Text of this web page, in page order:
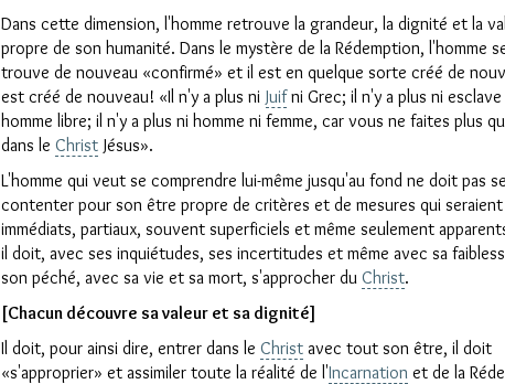
Dans cette dimension, l'homme retrouve la grandeur, la dignité et la
propre de son humanité. Dans le mystère de la Rédemption, l'homme
trouve de nouveau «confirmé» et il est en quelque sorte créé de
est créé de nouveau! «Il n'y a plus ni Juifni Grec; il n'y a plus ni esclave
homme libre; il n'y a plus ni homme ni femme, car vous ne faites plus
dans le Christ Jésus».
L'homme qui veut se comprendre lui-même jusqu'au fond ne doit pas se
contenter pour son être propre de critères et de mesures qui seraient
immédiats, partiaux, souvent superficiels et même seulement
il doit, avec ses inquiétudes, ses incertitudes et même avec sa
son péché, avec sa vie et sa mort, s'approcher du Christ.
[Chacun découvre sa valeur et sa dignité]
Il doit, pour ainsi dire, entrer dans le Christ avec tout son être, il doit
«s'approprier» et assimiler toute la réalité de l'Incarnation et de la